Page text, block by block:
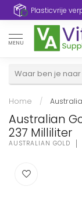
Plasticvrije
MENU
Home /
Australian
237 Milliliter
AUSTRALIAN GOLD